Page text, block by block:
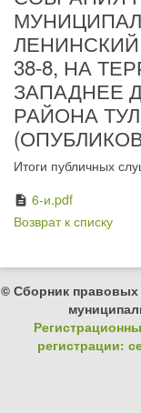
ЛЕНИНСКИЙ
38-8, НА
ЗАПАДНЕЕ
РАЙОНА
Итоги публичных
description 6-и.pdf
Возврат к списку
© Сборник
регистрации: